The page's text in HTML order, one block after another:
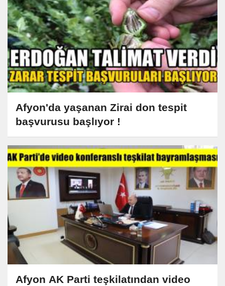
Afyon'da yaşanan Zirai don tespit
başvurusu başlıyor !
Afyon AK Parti teşkilatından video